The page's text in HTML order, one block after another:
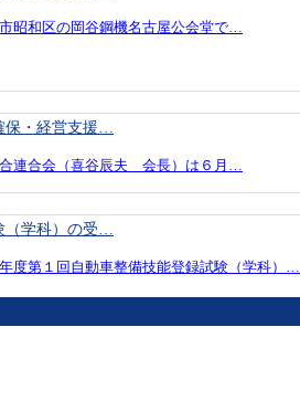
昭和区の岡谷鋼機名古屋公会堂で…
保・経営支援…
合連合会（喜谷辰夫 会長）は６月…
（学科）の受…
度第１回自動車整備技能登録試験（学科）…